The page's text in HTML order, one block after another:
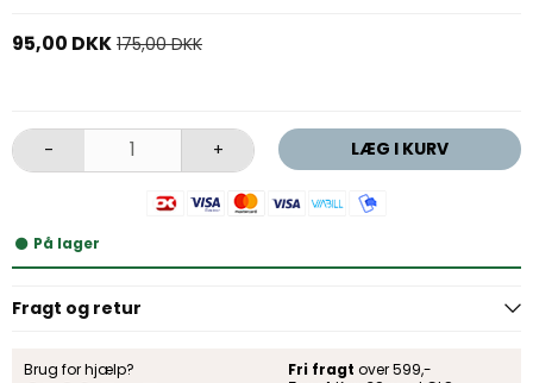
95,00 DKK 175,00 DKK
- + LÆG I KURV
På lager
Fragt og retur
Brug for hjælp? Fri fragt over 599,-